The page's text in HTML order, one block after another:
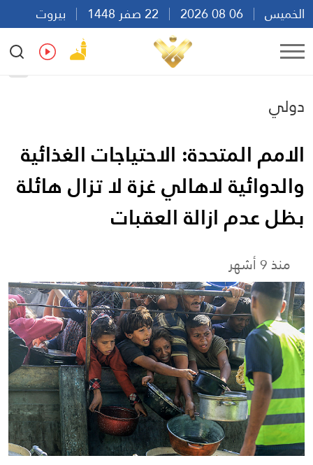
الخميس
بيروت
23:15
Ar
دولي
الامم المتحدة: الاحتياجات الغذائية
والدوائية لاهالي غزة لا تزال هائلة
بظل عدم ازالة العقبات
منذ 9 أشهر